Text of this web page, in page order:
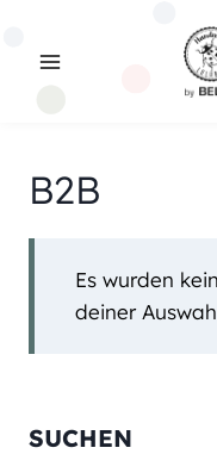
B2B
Es wurden
deiner
SUCHEN